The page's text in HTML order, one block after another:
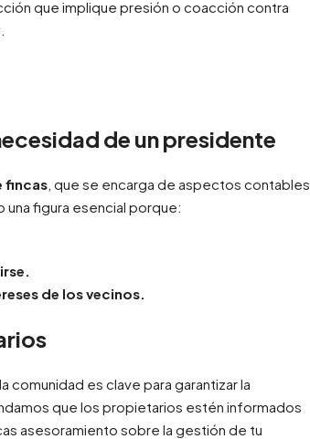
que implique presión o coacción contra
de un presidente
fincas , que se encarga de aspectos contables,
figura esencial porque:
de los vecinos.
comunidad es clave para garantizar la
que los propietarios estén informados
asesoramiento sobre la gestión de tu